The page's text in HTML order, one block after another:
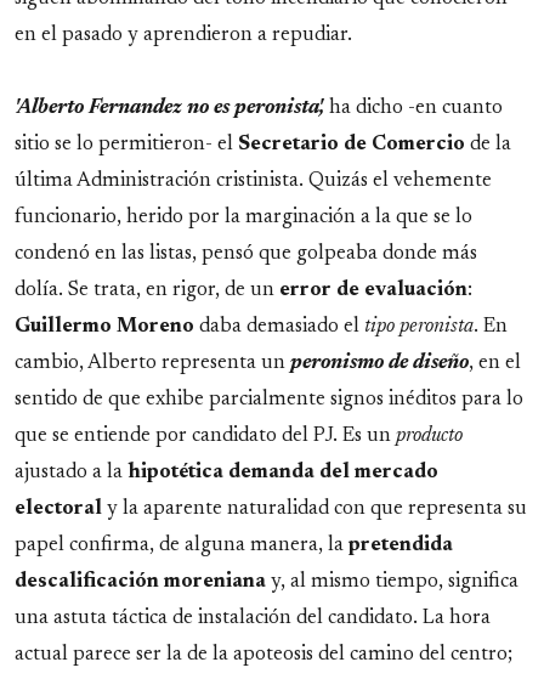
en el pasado y aprendieron a repudiar.
'Alberto Fernandez no es peronista', ha dicho -en cuanto
sitio se lo permitieron- el Secretario de Comercio de la
última Administración cristinista. Quizás el vehemente
funcionario, herido por la marginación a la que se lo
condenó en las listas, pensó que golpeaba donde más
dolía. Se trata, en rigor, de un error de evaluación:
Guillermo Moreno daba demasiado el tipo peronista. En
cambio, Alberto representa un peronismo de diseño, en el
sentido de que exhibe parcialmente signos inéditos para lo
que se entiende por candidato del PJ. Es un producto
ajustado a la hipotética demanda del mercado
electoral y la aparente naturalidad con que representa su
papel confirma, de alguna manera, la pretendida
descalificación moreniana y, al mismo tiempo, significa
una astuta táctica de instalación del candidato. La hora
actual parece ser la de la apoteosis del camino del centro;